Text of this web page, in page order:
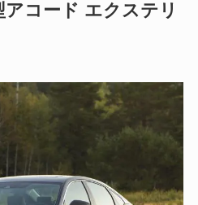
コード エクステリ